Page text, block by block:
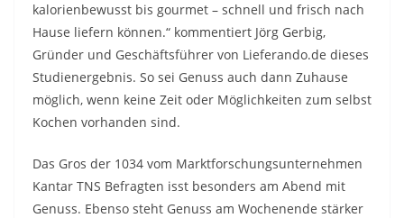
kalorienbewusst bis gourmet – schnell und frisch nach
Hause liefern können.“ kommentiert Jörg Gerbig,
Gründer und Geschäftsführer von Lieferando.de dieses
Studienergebnis. So sei Genuss auch dann Zuhause
möglich, wenn keine Zeit oder Möglichkeiten zum selbst
Kochen vorhanden sind.
Das Gros der 1034 vom Marktforschungsunternehmen
Kantar TNS Befragten isst besonders am Abend mit
Genuss. Ebenso steht Genuss am Wochenende stärker